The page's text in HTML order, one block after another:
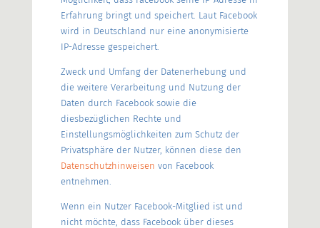
Erfahrung bringt und speichert. Laut Facebook
wird in Deutschland nur eine anonymisierte
IP-Adresse gespeichert.
Zweck und Umfang der Datenerhebung und
die weitere Verarbeitung und Nutzung der
Daten durch Facebook sowie die
diesbezüglichen Rechte und
Einstellungsmöglichkeiten zum Schutz der
Privatsphäre der Nutzer, können diese den
Datenschutzhinweisen von Facebook
entnehmen.
Wenn ein Nutzer Facebook-Mitglied ist und
nicht möchte, dass Facebook über dieses